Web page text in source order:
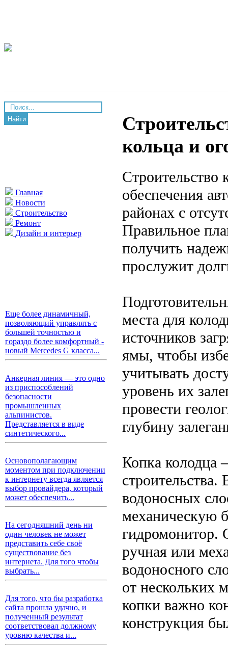
Найти
Главная
Новости
Строительство
Ремонт
Дизайн и интерьер
Еще более динамичный,
позволяющий управлять с
большей точностью и
гораздо более комфортный -
новый Mercedes G класса...
Анкерная линия — это одно
из приспособлений
безопасности
промышленных
альпинистов.
Представляется в виде
синтетического...
Основополагающим
моментом при подключении
к интернету всегда является
выбор провайдера, который
может обеспечить...
На сегодняшний день ни
один человек не может
представить себе своё
существование без
интернета. Для того чтобы
выбрать...
Для того, что бы разработка
сайта прошла удачно, и
полученный результат
соответствовал должному
уровню качества и...
кольца и
Строительство
обеспечения
районах с
Правильное
получить
прослужит
места для
источников
ямы, чтобы
учитывать
уровень их
провести
глубину
Копка колодца
водоносных
механическую
гидромонитор.
ручная или
водоносного
от нескольких
копки важно
конструкция